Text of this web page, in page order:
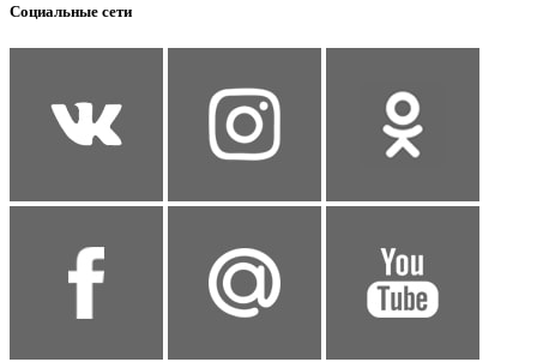
Социальные сети